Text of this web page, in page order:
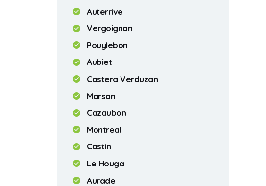
Auterrive
Vergoignan
Pouylebon
Aubiet
Castera Verduzan
Marsan
Cazaubon
Montreal
Castin
Le Houga
Aurade